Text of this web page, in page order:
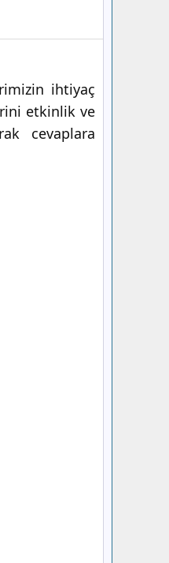
ihtiyaç
etkinlik ve
cevaplara